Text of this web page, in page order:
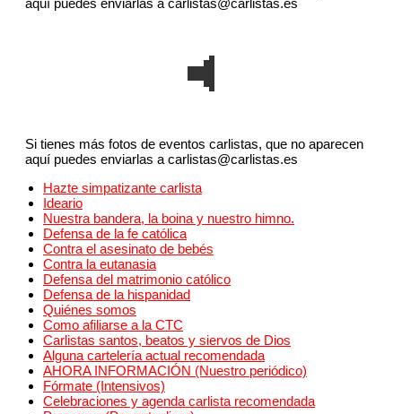
aquí puedes enviarlas a carlistas@carlistas.es
Si tienes más fotos de eventos carlistas, que no aparecen
aquí puedes enviarlas a carlistas@carlistas.es
Hazte simpatizante carlista
Ideario
Nuestra bandera, la boina y nuestro himno.
Defensa de la fe católica
Contra el asesinato de bebés
Contra la eutanasia
Defensa del matrimonio católico
Defensa de la hispanidad
Quiénes somos
Como afiliarse a la CTC
Carlistas santos, beatos y siervos de Dios
Alguna cartelería actual recomendada
AHORA INFORMACIÓN (Nuestro periódico)
Fórmate (Intensivos)
Celebraciones y agenda carlista recomendada